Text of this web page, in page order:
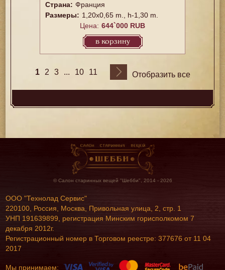
Страна: Франция
Размеры: 1,20x0,65 m., h-1,30 m.
Цена: 644`000 RUB
в корзину
1 2 3 ... 10 11 Отобразить все
© Салон старинных вещей "Шебби", 2014 - 2026
ООО "Технолад Сервис"
220100, Россия, Москва, Привольная улица, 2, стр. 1
УНП 191639899, регистрация Минским горисполкомом 7
декабря 2012г.
Регистрационный номер в Торговом реестре: 377676 от 11 04
2017
Мы принимаем: